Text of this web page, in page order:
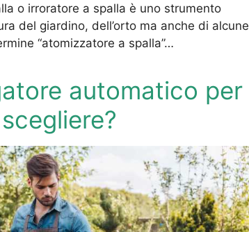
o irroratore a spalla è uno strumento
del giardino, dell’orto ma anche di alcune
“atomizzatore a spalla”…
automatico per